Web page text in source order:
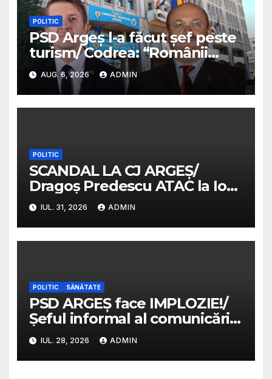
POLITIC
PSD Argeș l-a făcut șef peste
turism/ Codrea: “Românii
sunt niște cretini ordinari”/ Va
fi plătit cu bani mulți/
Predescu avertiza în 2025 că
PSD va transforma funcția
AUG. 6, 2026 ADMIN
POLITIC
SCANDAL LA CJ ARGEȘ/
Dragoș Predescu ATAC la Ion
Mînzînă/ „PSD a instaurat
cenzura la Consiliul Județean
Argeș”
IUL. 31, 2026 ADMIN
POLITIC SĂNĂTATE
PSD ARGEȘ face IMPLOZIE!/
Șeful informal al comunicării,
atac suburban la managerul
Spitalului Județean instalat
de Ion Mînzînă/ Donoiu
IUL. 28, 2026 ADMIN